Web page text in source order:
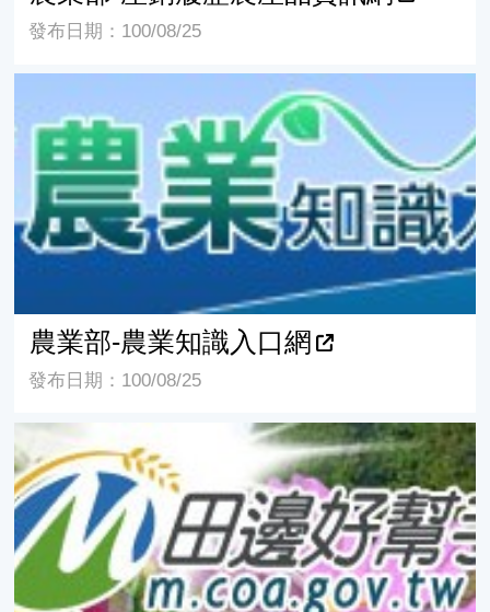
發布日期：100/08/25
農業部-農業知識入口網
發布日期：100/08/25
農業部-田邊好幫手